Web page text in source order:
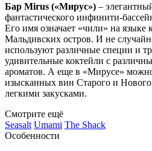
Бар Mirus («Мирус») –
фантастического инфинити-
Его имя означает «чили» на языке
Мальдивских остров. И не
используют различные специи и
удивительные коктейли с
ароматов. А еще в «Мирусе»
изысканных вин Старого и
легкими закусками.
Смотрите ещё
Seasalt Umami The Shack
Особенности